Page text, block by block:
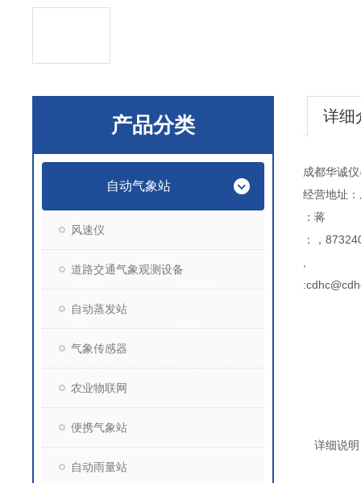
产品分类
自动气象站
风速仪
道路交通气象观测设备
自动蒸发站
气象传感器
农业物联网
便携气象站
自动雨量站
详细
成都华诚
经营地址
：蒋
：，
详细说